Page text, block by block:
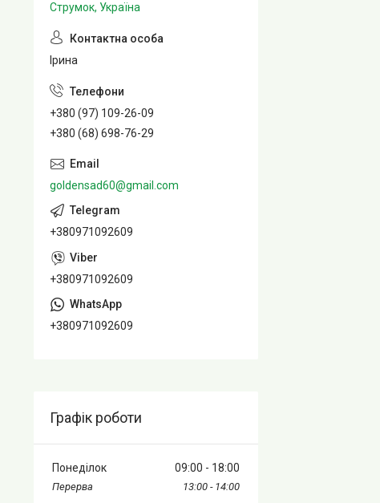
Струмок, Україна
Ірина
+380 (97) 109-26-09
+380 (68) 698-76-29
goldensad60@gmail.com
+380971092609
+380971092609
+380971092609
Графік роботи
Понеділок 09:00 18:00
13:00 14:00